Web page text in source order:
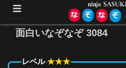
面白いなぞなぞ 3084
レベル★★★